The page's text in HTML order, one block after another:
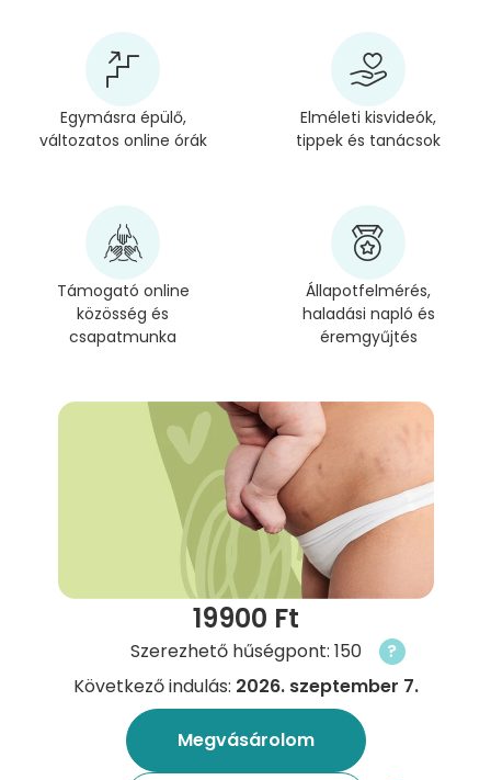
Egymásra épülő,
változatos online órák
Elméleti kisvideók,
tippek és tanácsok
Támogató online
közösség és
csapatmunka
Állapotfelmérés,
haladási napló és
éremgyűjtés
19900 Ft
Szerezhető hűségpont: 150
?
Következő indulás: 2026. szeptember 7.
Megvásárolom